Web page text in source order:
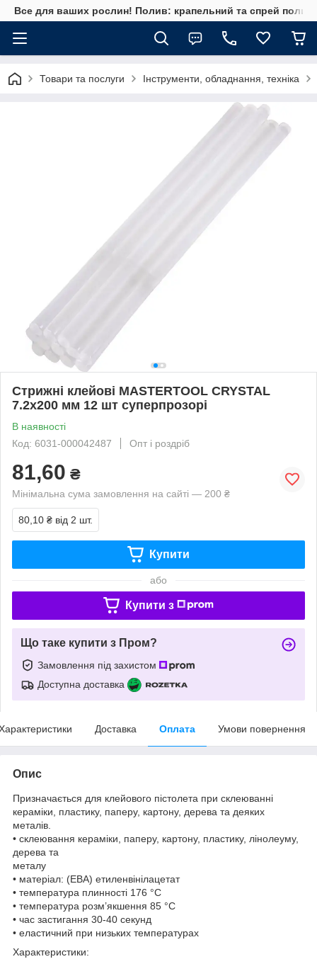
Все для ваших рослин! Полив: крапельний та спрей полив,
Товари та послуги Інструменти, обладнання, техніка
Стрижні клейові MASTERTOOL CRYSTAL
7.2х200 мм 12 шт суперпрозорі
В наявності
Код: 6031-000042487
Опт і роздріб
81,60 ₴
Мінімальна сума замовлення на сайті — 200 ₴
80,10 ₴ від 2 шт.
Купити
або
Купити з
Що таке купити з Пром?
Замовлення під захистом
Доступна доставка
Доставка Оплата Умови повернення
Опис
Призначається для клейового пістолета при склеюванні
кераміки, пластику, паперу, картону, дерева та деяких
металів.
• склеювання кераміки, паперу, картону, пластику, лінолеуму,
дерева та
металу
• матеріал: (ЕВА) етиленвінілацетат
• температура плинності 176 °С
• температура розм’якшення 85 °С
• час застигання 30-40 секунд
• еластичний при низьких температурах
Характеристики: